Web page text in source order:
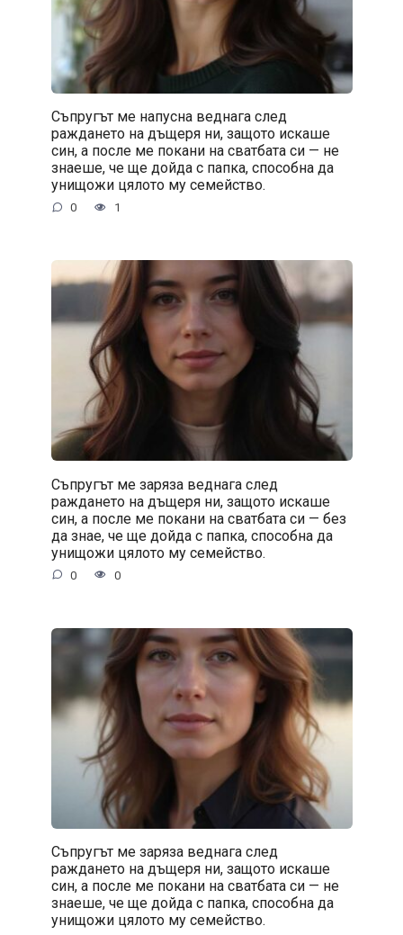
Съпругът ме напусна веднага след
раждането на дъщеря ни, защото искаше
син, а после ме покани на сватбата си — не
знаеше, че ще дойда с папка, способна да
унищожи цялото му семейство.
0 1
Съпругът ме заряза веднага след
раждането на дъщеря ни, защото искаше
син, а после ме покани на сватбата си — без
да знае, че ще дойда с папка, способна да
унищожи цялото му семейство.
0 0
Съпругът ме заряза веднага след
раждането на дъщеря ни, защото искаше
син, а после ме покани на сватбата си — не
знаеше, че ще дойда с папка, способна да
унищожи цялото му семейство.